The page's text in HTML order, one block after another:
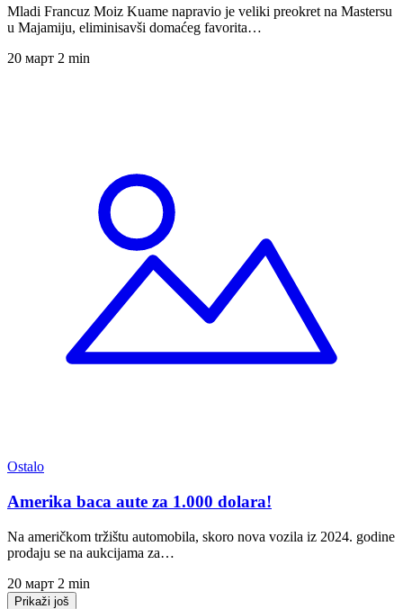
Mladi Francuz Moiz Kuame napravio je veliki preokret na Mastersu
u Majamiju, eliminisavši domaćeg favorita…
20 март 2 min
Ostalo
Amerika baca aute za 1.000 dolara!
Na američkom tržištu automobila, skoro nova vozila iz 2024. godine
prodaju se na aukcijama za…
20 март 2 min
Prikaži još